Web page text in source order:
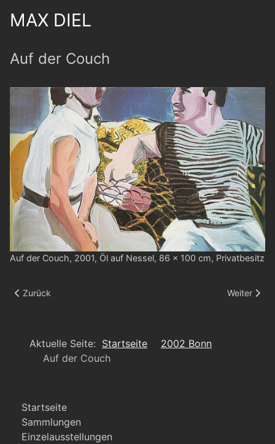
MAX DIEL
Auf der Couch
Auf der Couch, 2001, Öl auf Nessel, 86 x 100 cm, Privatbesitz
Vorheriger Beitrag: suppressed
Zurück Nächster
Weiter
Aktuelle Seite: Startseite
2002 Bonn
Auf der Couch
Startseite
Sammlungen
Einzelausstellungen